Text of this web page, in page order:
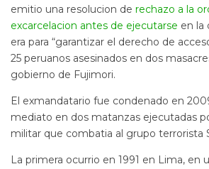
emitio una resolucion de rechazo a la
excarcelacion antes de ejecutarse en la
era para “garantizar el derecho de
25 peruanos asesinados en dos
gobierno de Fujimori.
El exmandatario fue condenado en
mediato en dos matanzas ejecutadas
militar que combatia al grupo terrorista
La primera ocurrio en 1991 en Lima, en